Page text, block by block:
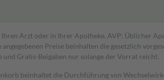
Arzt oder in Ihrer Apotheke. AVP: Üblicher
Preise beinhalten die gesetzlich
Gratis-Beigaben nur solange der Vorrat reicht.
beinhaltet die Durchführung von